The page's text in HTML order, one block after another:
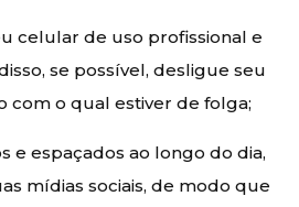
celular de uso profissional e
se possível, desligue seu
com o qual estiver de folga;
e espaçados ao longo do dia,
mídias sociais, de modo que